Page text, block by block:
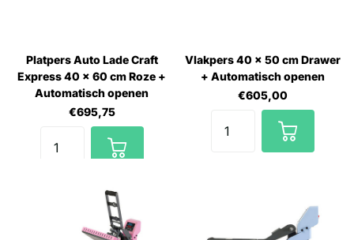
Platpers Auto Lade Craft
Express 40 x 60 cm Roze +
Automatisch openen
€695,75
Vlakpers 40 x 50 cm Drawer
+ Automatisch openen
€605,00